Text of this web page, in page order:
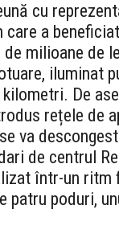
cu
a
milioane de
iluminat
De
rețele de
va
de centrul
într-un ritm
patru poduri,